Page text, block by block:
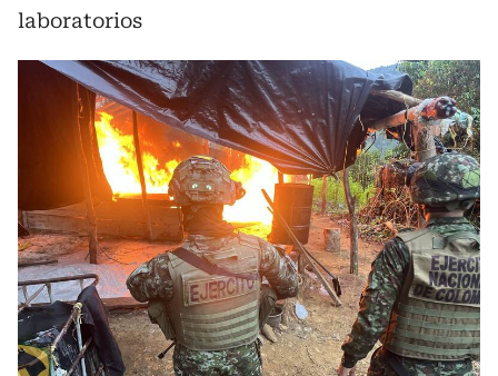
laboratorios